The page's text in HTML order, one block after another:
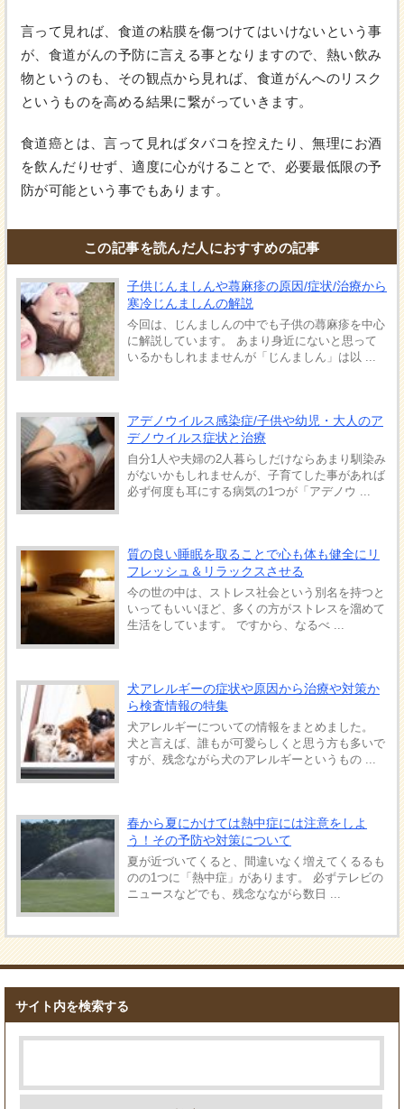
言って見れば、食道の粘膜を傷つけてはいけないという事
が、食道がんの予防に言える事となりますので、熱い飲み
物というのも、その観点から見れば、食道がんへのリスク
というものを高める結果に繋がっていきます。
食道癌とは、言って見ればタバコを控えたり、無理にお酒
を飲んだりせず、適度に心がけることで、必要最低限の予
防が可能という事でもあります。
この記事を読んだ人におすすめの記事
子供じんましんや蕁麻疹の原因/症状/治療から
寒冷じんましんの解説
今回は、じんましんの中でも子供の蕁麻疹を中心
に解説しています。 あまり身近にないと思って
いるかもしれまませんが「じんましん」は以 ...
アデノウイルス感染症/子供や幼児・大人のア
デノウイルス症状と治療
自分1人や夫婦の2人暮らしだけならあまり馴染み
がないかもしれませんが、子育てした事があれば
必ず何度も耳にする病気の1つが「アデノウ ...
質の良い睡眠を取ることで心も体も健全にリ
フレッシュ＆リラックスさせる
今の世の中は、ストレス社会という別名を持つと
いってもいいほど、多くの方がストレスを溜めて
生活をしています。 ですから、なるべ ...
犬アレルギーの症状や原因から治療や対策か
ら検査情報の特集
犬アレルギーについての情報をまとめました。
犬と言えば、誰もが可愛らしくと思う方も多いで
すが、残念ながら犬のアレルギーというもの ...
春から夏にかけては熱中症には注意をしよ
う！その予防や対策について
夏が近づいてくると、間違いなく増えてくるるも
のの1つに「熱中症」があります。 必ずテレビの
ニュースなどでも、残念なながら数日 ...
サイト内を検索する